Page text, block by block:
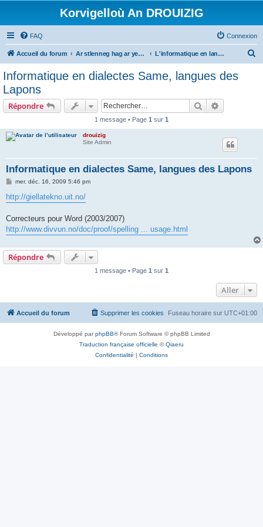
Korvigelloù An DROUIZIG
FAQ Connexion
Accueil du forum Ar stlenneg hag ar yezhoù bihan er bed a-bezh L'informatique en langues régionales et minoritaires
Informatique en dialectes Same, langues des
Lapons
Répondre Rechercher
1 message • Page 1 sur 1
drouizig
Site Admin
Informatique en dialectes Same, langues des Lapons
M
s
s
g
e
mer. déc. 16, 2009 5:46 pm
http://giellatekno.uit.no/
Correcteurs pour Word (2003/2007)
http://www.divvun.no/doc/proof/spelling ... usage.html
Répondre
1 message • Page 1 sur 1
Aller
Accueil du forum Fuseau horaire sur UTC+01:00
Supprimer les cookies
Développé parphpBB® Forum Software © phpBB Limited
Traduction française officielle ©Qiaeru
Confidentialité | Conditions